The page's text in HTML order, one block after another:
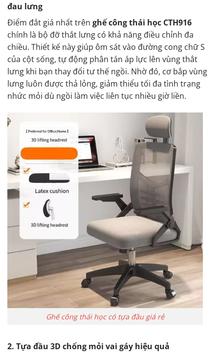
đau lưng
Điểm đắt giá nhất trên ghế công thái học CTH916
chính là bộ đỡ thắt lưng có khả năng điều chỉnh đa
chiều. Thiết kế này giúp ôm sát vào đường cong chữ S
của cột sống, tự động phân tán áp lực lên vùng thắt
lưng khi bạn thay đổi tư thế ngồi. Nhờ đó, cơ bắp vùng
lưng luôn được thả lỏng, giảm thiểu tối đa tình trạng
nhức mỏi dù ngồi làm việc liên tục nhiều giờ liền.
Ghế công thái học có tựa đầu giá rẻ
2. Tựa đầu 3D chống mỏi vai gáy hiệu quả